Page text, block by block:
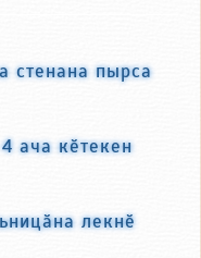
стенана пырса
ача кӗтекен
лекнӗ